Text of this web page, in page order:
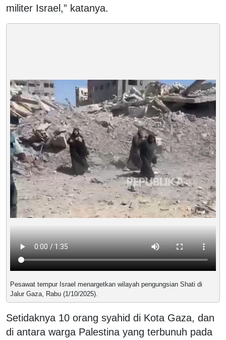
militer Israel,” katanya.
Pesawat tempur Israel menargetkan wilayah pengungsian Shati di
Jalur Gaza, Rabu (1/10/2025).
Setidaknya 10 orang syahid di Kota Gaza, dan
di antara warga Palestina yang terbunuh pada